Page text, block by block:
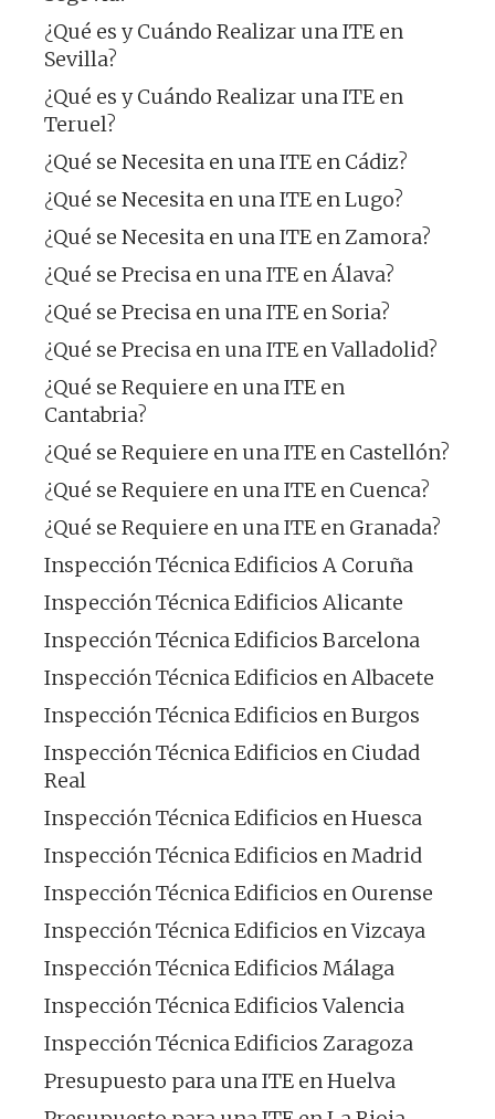
¿Qué es y Cuándo Realizar una ITE en
Sevilla?
¿Qué es y Cuándo Realizar una ITE en
Teruel?
¿Qué se Necesita en una ITE en Cádiz?
¿Qué se Necesita en una ITE en Lugo?
¿Qué se Necesita en una ITE en Zamora?
¿Qué se Precisa en una ITE en Álava?
¿Qué se Precisa en una ITE en Soria?
¿Qué se Precisa en una ITE en Valladolid?
¿Qué se Requiere en una ITE en
Cantabria?
¿Qué se Requiere en una ITE en Castellón?
¿Qué se Requiere en una ITE en Cuenca?
¿Qué se Requiere en una ITE en Granada?
Inspección Técnica Edificios A Coruña
Inspección Técnica Edificios Alicante
Inspección Técnica Edificios Barcelona
Inspección Técnica Edificios en Albacete
Inspección Técnica Edificios en Burgos
Inspección Técnica Edificios en Ciudad
Real
Inspección Técnica Edificios en Huesca
Inspección Técnica Edificios en Madrid
Inspección Técnica Edificios en Ourense
Inspección Técnica Edificios en Vizcaya
Inspección Técnica Edificios Málaga
Inspección Técnica Edificios Valencia
Inspección Técnica Edificios Zaragoza
Presupuesto para una ITE en Huelva